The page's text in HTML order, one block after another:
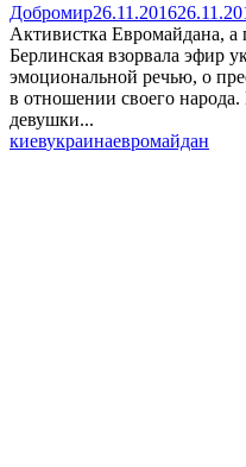
Добромир26.11.2016
Активистка Евромайдана,
Берлинская взорвала эфир
эмоциональной речью, о
в отношении своего
девушки...
киевукраинаевромайдан